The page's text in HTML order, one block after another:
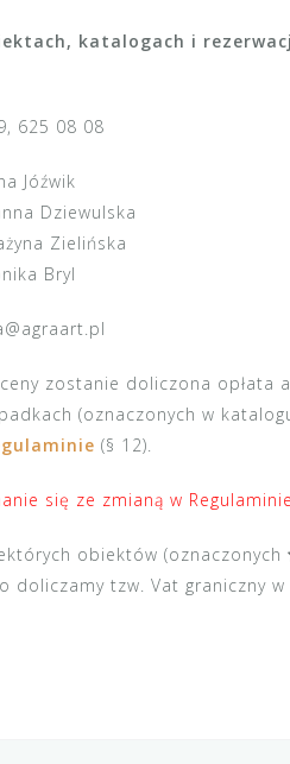
katalogach i
625 08 08
Jóźwik
Dziewulska
Zielińska
Bryl
zostanie doliczona opłata
(oznaczonych w
(§ 12).
się ze zmianą w
obiektów (oznaczonych
doliczamy tzw. Vat graniczny